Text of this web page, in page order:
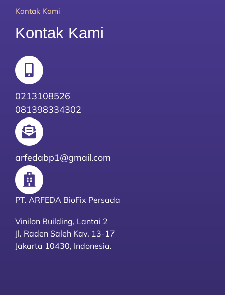
Kontak Kami
Kontak Kami
0213108526
081398334302
arfedabp1@gmail.com
PT. ARFEDA BioFix Persada
Vinilon Building, Lantai 2
Jl. Raden Saleh Kav. 13-17
Jakarta 10430, Indonesia.